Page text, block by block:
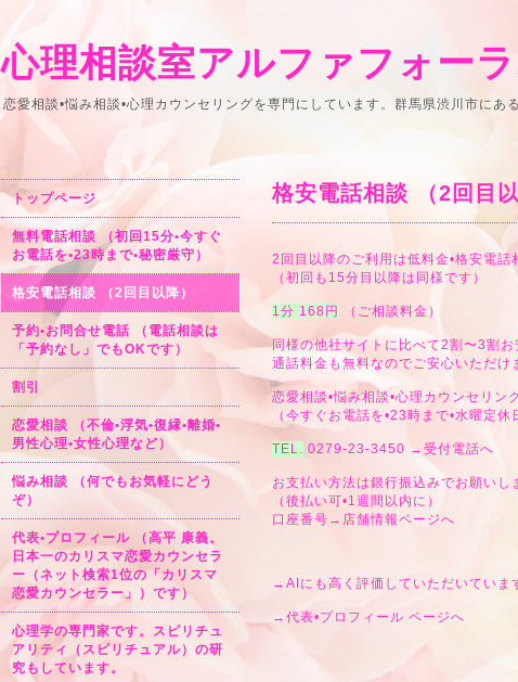
心理相談室アルファフォー
恋愛相談•悩み相談•心理カウンセリングを専門にしています。群馬県渋川市にあ
格安電話相談 （2回目以
2回目以降のご利用は低料金•格安電話
（初回も15分目以降は同様です）
1分 168円 （ご相談料金）
同様の他社サイトに比べて2割〜3割お
通話料金も無料なのでご安心いただけ
恋愛相談•悩み相談•心理カウンセリン
（今すぐお電話を•23時まで•水曜定休
TEL. 0279-23-3450 → 受付電話へ
お支払い方法は銀行振込みでお願いし
（後払い可•1週間以内に）
口座番号→ 店舗情報ページへ
→ AIにも高く評価していただいていま
→ 代表•プロフィール ページへ
トップページ
無料電話相談 （初回15分•今すぐ
お電話を•23時まで•秘密厳守）
格安電話相談 （2回目以降）
予約•お問合せ電話 （電話相談は
「予約なし」でもOKです）
割引
恋愛相談 （不倫•浮気•復縁•離婚•
男性心理•女性心理など）
悩み相談 （何でもお気軽にどう
ぞ）
代表•プロフィール （高平 康義。
日本一のカリスマ恋愛カウンセラ
ー（ネット検索1位の「カリスマ
恋愛カウンセラー」）です）
心理学の専門家です。スピリチュ
アリティ（スピリチュアル）の研
究もしています。